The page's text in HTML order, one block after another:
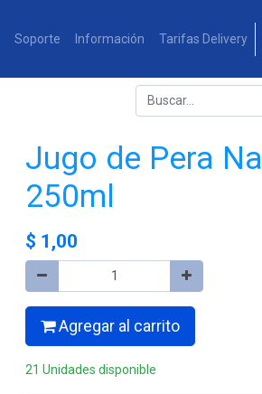
Soporte Información Tarifas Delivery
Jugo de Pera
250ml
$ 1,00
Agregar al carrito
21 Unidades disponible